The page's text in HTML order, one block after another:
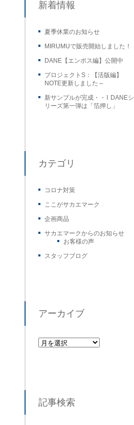
新着情報
夏季休業のお知らせ
MIRUMUで販売開始しました！
DANE【エンボス編】公開中
プロジェクトS：【活版編】
NOTE更新しました～
新サンプルが完成・・⌇ DANEシ
リーズ第一弾は「箔押し」
カテゴリ
コロナ対策
ここがサカエマーク
企画商品
サカエマークからのお知らせ
お客様の声
スタッフブログ
アーカイブ
記事検索